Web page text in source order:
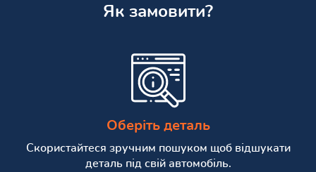
Як замовити?
Оберіть деталь
Скористайтеся зручним пошуком щоб відшукати
деталь під свій автомобіль.